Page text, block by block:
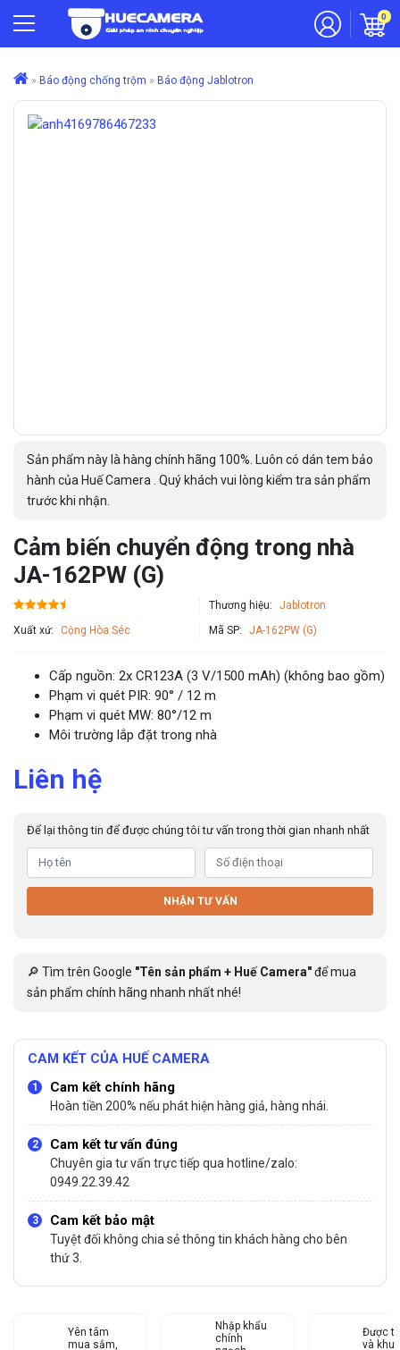
0
» Báo động chống trộm » Báo động Jablotron
Sản phẩm này là hàng chính hãng 100%. Luôn có dán tem bảo
hành của Huế Camera . Quý khách vui lòng kiểm tra sản phẩm
trước khi nhận.
Cảm biến chuyển động trong nhà
JA-162PW (G)
Thương hiệu: Jablotron
Xuất xứ: Cộng Hòa Séc Mã SP: JA-162PW (G)
Cấp nguồn: 2x CR123A (3 V/1500 mAh) (không bao gồm)
Phạm vi quét PIR: 90° / 12 m
Phạm vi quét MW: 80°/12 m
Môi trường lắp đặt trong nhà
Liên hệ
Để lại thông tin để được chúng tôi tư vấn trong thời gian nhanh nhất
NHẬN TƯ VẤN
🔎 Tìm trên Google "Tên sản phẩm + Huế Camera"để mua
sản phẩm chính hãng nhanh nhất nhé!
CAM KẾT CỦA HUẾ CAMERA
Cam kết chính hãng
Hoàn tiền 200% nếu phát hiện hàng giả, hàng nhái.
Cam kết tư vấn đúng
Chuyên gia tư vấn trực tiếp qua hotline/zalo:
0949.22.39.42
Cam kết bảo mật
Tuyệt đối không chia sẻ thông tin khách hàng cho bên
thứ 3.
Yên tâm
mua sắm,
Nhập khẩu
chính
Được
và